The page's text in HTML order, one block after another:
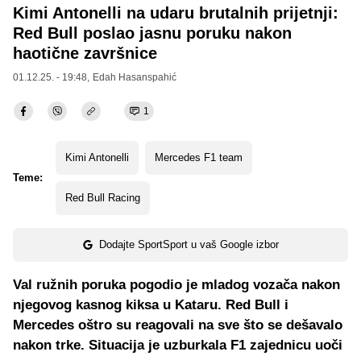
Kimi Antonelli na udaru brutalnih prijetnji:
Red Bull poslao jasnu poruku nakon
haotične završnice
01.12.25. - 19:48, Edah Hasanspahić
1
Teme:
Kimi Antonelli Mercedes F1 team
Red Bull Racing
Dodajte SportSport u vaš Google izbor
Val ružnih poruka pogodio je mladog vozača nakon
njegovog kasnog kiksa u Kataru. Red Bull i
Mercedes oštro su reagovali na sve što se dešavalo
nakon trke. Situacija je uzburkala F1 zajednicu uoči